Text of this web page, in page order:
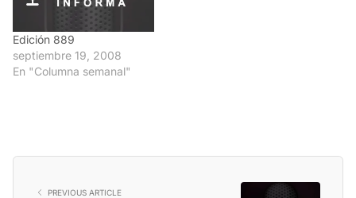
Edición 889
septiembre 19, 2008
En "Columna semanal"
PREVIOUS ARTICLE